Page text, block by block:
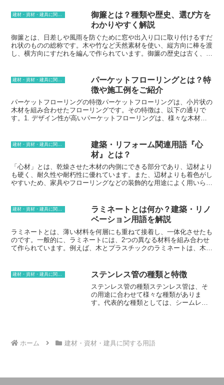
ライバシーの確保にも役立ちます。
建材・資材・建具に関する用語
御簾とは？種類や歴史、選び方を
わかりやすく解説
御簾とは、日差しや風雨を防ぐために窓や出入り口に取り付けるすだ
れ状のものの総称です。木や竹など天然素材を使い、縦方向に棒を渡
し、横方向にすだれを編んで作られています。御簾の歴史は古く、そ
すようになりました。やがて御簾は一般庶民にも広がり、日避けや雨
避けとして使用されるようになりました。江戸時代には、御簾に色を
塗ったり、刺繍を施したりするなど、さらに装飾的なものが登場しま
した。現在では、御簾は日避けや雨避けだけでなく、インテリアとし
ても人気があります。様々なデザインや素材の御簾があり、部屋の雰
囲気に合わせて選ぶことができます。
パーケットフローリングとは？特
徴や施工例をご紹介
パーケットフローリングの特徴パーケットフローリングは、小片状の
木材を組み合わせたフローリングです。その特徴は、以下の通りで
す。1. デザイン性が高いパーケットフローリングは、様々な木材を
りになります。2. 耐久性が高いパーケットフローリングは、木材を
組み合わせているため、耐久性が高いです。また、表面にウレタン塗
装を施しているため、傷や汚れに強く、長く使用することができま
す。3. メンテナンスがしやすいパーケットフローリングは、表面に
ウレタン塗装を施しているため、メンテナンスがしやすいです。普段
のお手入れは、掃除機をかけるか、水拭きをするだけで十分です。ま
リングは、施工がしやすいです。木材を組み合わせるだけでよいの
で、専門の知識や技術がなくても施工することができます。また、施
工にかかる時間も短いので、すぐに使用することができます。
建築・リフォーム関連用語『心
材』とは？
「心材」とは、乾燥させた木材の内側にできる部分であり、辺材より
も硬く、耐久性や耐朽性に優れています。また、辺材よりも着色がし
やすいため、家具やフローリングなどの装飾的な用途によく用いられ
蓄えた栄養分や老廃物が徐々に蓄積してできるもので、そのため、辺
材よりも密度の高い硬い木材となります。心材の色は、樹種によって
異なり、茶色や赤褐色、黒褐色などがあります。また、辺材との色の
違いも樹種によって異なりますが、一般的には心材の方が辺材よりも
色が濃くなっています。心材は、辺材よりも硬く、耐久性や耐朽性に
優れているため、古くから建築や家具、フローリングなどの用途に使
量も重くなります。また、硬いため、加工が難しくなるという特徴も
あります。しかし、硬さと耐久性に優れているため、長い年月使用し
ても傷みにくいというメリットがあります。
建材・資材・建具に関する用語
ラミネートとは何か？建築・リノ
ベーション用語を解説
ラミネートとは、薄い材料を何層にも重ねて接着し、一体化させたも
のです。一般的に、ラミネートには、2つの異なる材料を組み合わせ
て作られています。例えば、木とプラスチックのラミネートは、木の
ミネートは、耐久性と耐水性に優れているため、キッチンやバスルー
ムなどの水回りの場所で使用されることが多いです。また、ラミネー
トは、傷や汚れに強いので、床材や壁材として使用されることもあり
ステンレス管の種類と特徴
ステンレス管の種類ステンレス管は、そ
の用途に合わせて様々な種類がありま
す。代表的な種類としては、シームレス
す。溶接管は、ステンレス板を加工して
ホーム 建材・資材・建具に関する用語